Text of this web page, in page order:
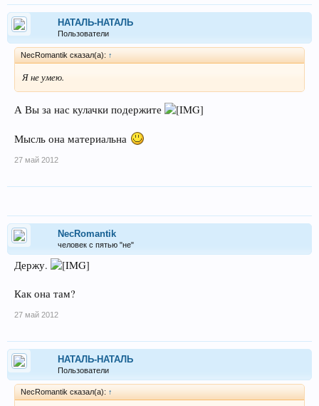
НАТАЛЬ-НАТАЛЬ
Пользователи
NecRomantik сказал(а): ↑
Я не умею.
А Вы за нас кулачки подержите
Мысль она материальна
27 май 2012
NecRomantik
человек с пятью "не"
Держу.
Как она там?
27 май 2012
НАТАЛЬ-НАТАЛЬ
Пользователи
NecRomantik сказал(а): ↑